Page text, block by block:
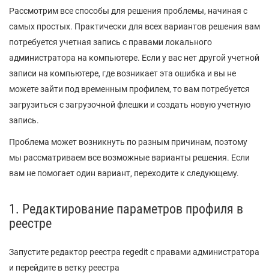
Рассмотрим все способы для решения проблемы, начиная с
самых простых. Практически для всех вариантов решения вам
потребуется учетная запись с правами локального
администратора на компьютере. Если у вас нет другой учетной
записи на компьютере, где возникает эта ошибка и вы не
можете зайти под временным профилем, то вам потребуется
загрузиться с загрузочной флешки и создать новую учетную
запись.
Проблема может возникнуть по разным причинам, поэтому
мы рассматриваем все возможные варианты решения. Если
вам не помогает один вариант, переходите к следующему.
1. Редактирование параметров профиля в
реестре
Запустите редактор реестра regedit с правами администратора
и перейдите в ветку реестра